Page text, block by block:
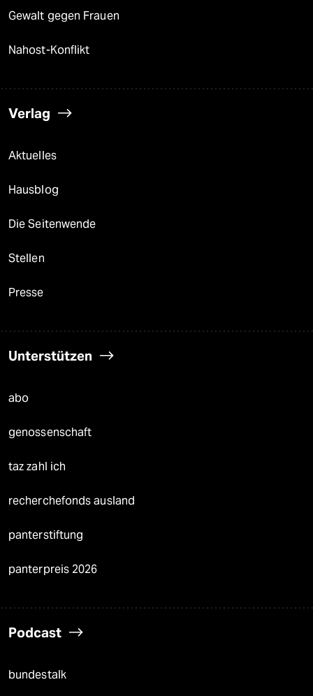
Gewalt gegen Frauen
Nahost-Konflikt
Verlag
Aktuelles
Hausblog
Die Seitenwende
Stellen
Presse
Unterstützen
abo
genossenschaft
taz zahl ich
recherchefonds ausland
panterstiftung
panterpreis 2026
Podcast
bundestalk